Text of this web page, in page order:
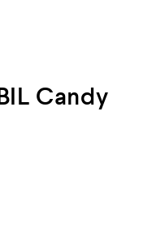
Candy